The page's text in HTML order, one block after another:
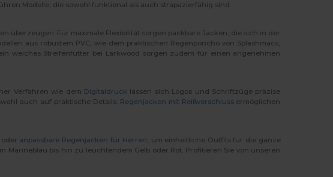
Modelle, die sowohl funktional als auch strapazierfähig sind.
überzeugen. Für maximale Flexibilität sorgen packbare Jacken, die sich in der
aus robustem PVC, wie dem praktischen Regenponcho von Splashmacs,
weiches Streifenfutter bei Larkwood sorgen zudem für einen angenehmen
Verfahren wie dem Digitaldruck lassen sich Logos und Schriftzüge präzise
auch auf praktische Details: Regenjacken mit Reißverschlussermöglichen
oder anpassbare Regenjacken für Herren, um einheitliche Outfits für die ganze
Marineblau bis hin zu leuchtendem Gelb oder Rot. Profitieren Sie von unseren